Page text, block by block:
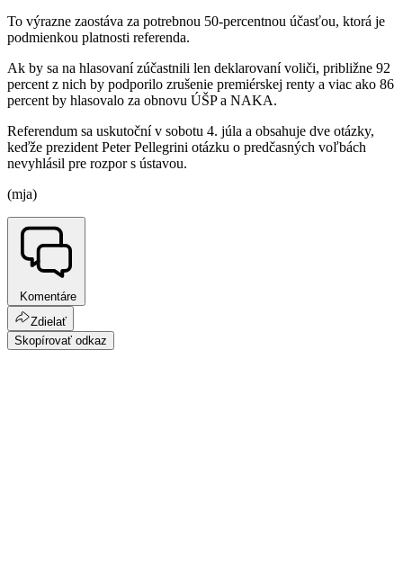
To výrazne zaostáva za potrebnou 50-percentnou účasťou, ktorá je
podmienkou platnosti referenda.
Ak by sa na hlasovaní zúčastnili len deklarovaní voliči, približne 92
percent z nich by podporilo zrušenie premiérskej renty a viac ako 86
percent by hlasovalo za obnovu ÚŠP a NAKA.
Referendum sa uskutoční v sobotu 4. júla a obsahuje dve otázky,
keďže prezident Peter Pellegrini otázku o predčasných voľbách
nevyhlásil pre rozpor s ústavou.
(mja)
Komentáre
Zdielať
Skopírovať odkaz